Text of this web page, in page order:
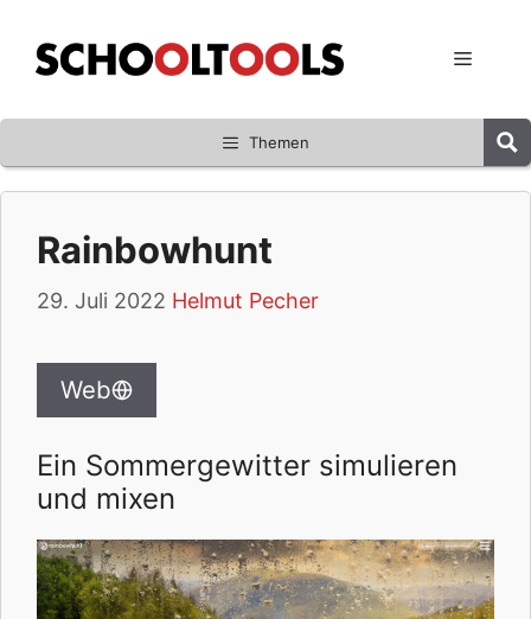
Inhalt
springen
Menü
Themen
Rainbowhunt
29. Juli 2022 Helmut Pecher
Web
Ein Sommergewitter simulieren
und mixen